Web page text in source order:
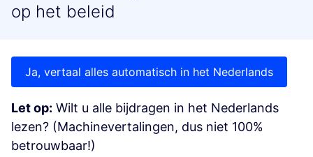
op het beleid
Ja, vertaal alles automatisch in het Nederlands
Let op: Wilt u alle bijdragen in het Nederlands
lezen? (Machinevertalingen, dus niet 100%
betrouwbaar!)